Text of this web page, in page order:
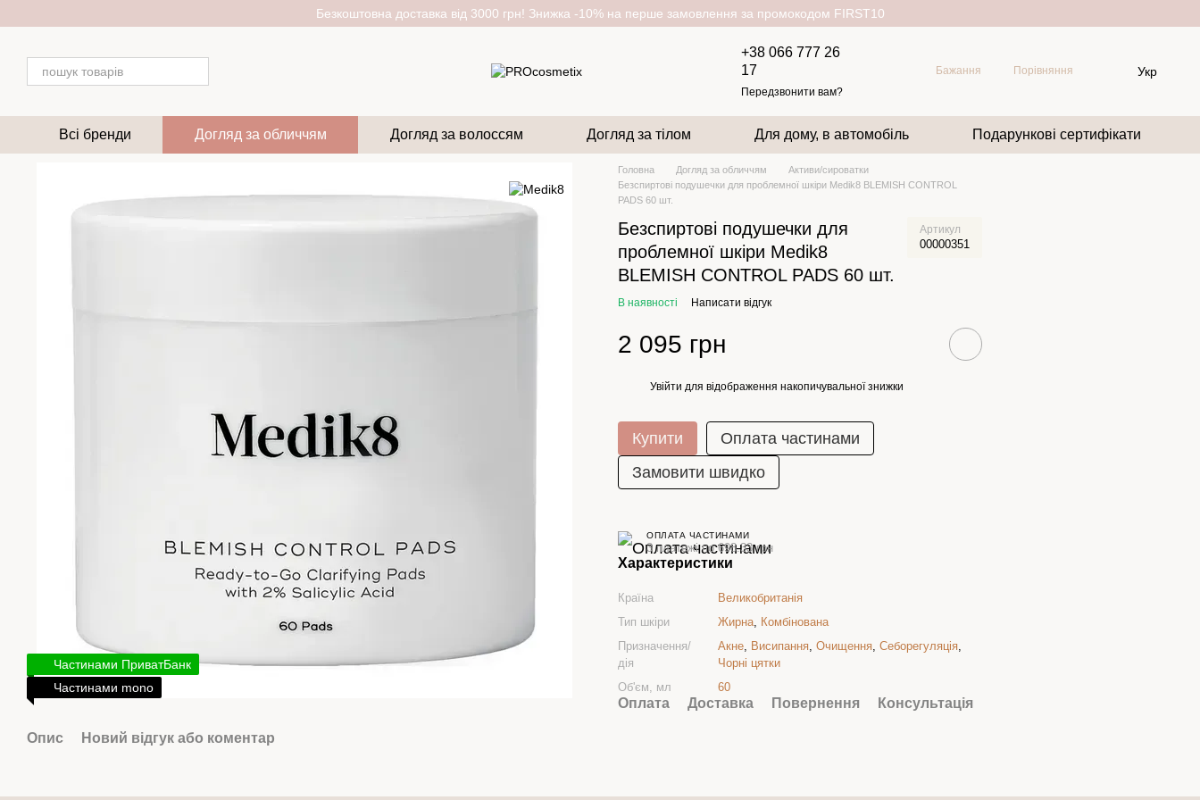
Безкоштовна доставка від 3000 грн! Знижка -10% на перше замовлення за промокодом FIRST10
+38 066 777 26
17
Передзвонити вам?
Бажання Порівняння Укр
Всі бренди Догляд за обличчям Догляд за волоссям Догляд за тілом Для дому, в автомобіль Подарункові сертифікати
Частинами ПриватБанк
Частинами mono
Опис Новий відгук або коментар
Головна Догляд за обличчям
Активи/сироватки
Безспиртові подушечки для проблемної шкіри Medik8 BLEMISH CONTROL
PADS 60 шт.
Безспиртові подушечки для
проблемної шкіри Medik8
BLEMISH CONTROL PADS 60 шт.
Артикул
00000351
В наявності Написати відгук
2 095 грн
Увійти для відображення накопичувальної знижки
Купити
Оплата частинами
Замовити швидко
ОПЛАТА ЧАСТИНАМИ
3 платежі по 698.33 грн
Характеристики
Країна
Великобританія
Тип шкіри
Жирна, Комбінована
Призначення/
дія
Акне, Висипання, Очищення, Себорегуляція,
Чорні цятки
Об'єм, мл
60
Оплата Доставка Повернення Консультація